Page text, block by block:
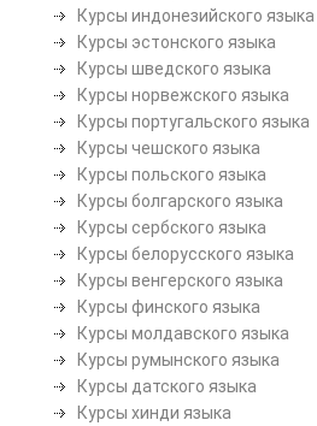
Курсы индонезийского языка
Курсы эстонского языка
Курсы шведского языка
Курсы норвежского языка
Курсы португальского языка
Курсы чешского языка
Курсы польского языка
Курсы болгарского языка
Курсы сербского языка
Курсы белорусского языка
Курсы венгерского языка
Курсы финского языка
Курсы молдавского языка
Курсы румынского языка
Курсы датского языка
Курсы хинди языка